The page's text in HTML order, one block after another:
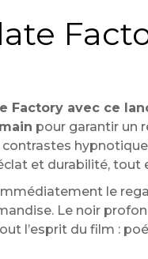
avec ce
pour garantir un
et durabilité,
le
Le noir
l’esprit du film :